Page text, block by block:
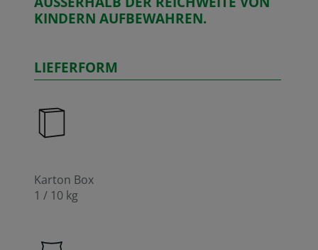
KINDERN AUFBEWAHREN.
LIEFERFORM
Karton Box
1 / 10 kg